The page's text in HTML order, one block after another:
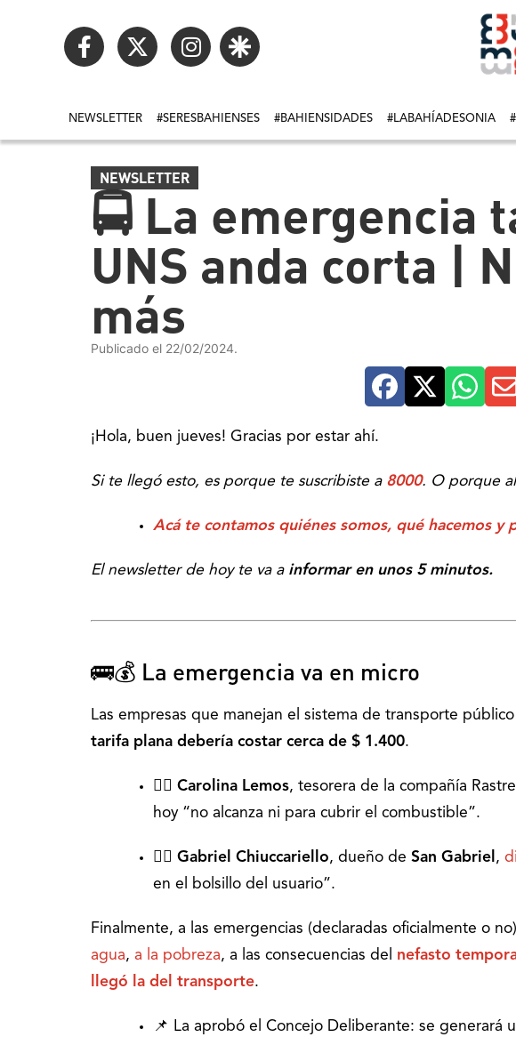
NEWSLETTER #SERESBAHIENSES #BAHIENSIDADES #LABAHÍADESONIA
NEWSLETTER
🚍 La emergencia
UNS anda corta |
más
Publicado el 22/02/2024.
¡Hola, buen jueves! Gracias por estar ahí.
Si te llegó esto, es porque te suscribiste a 8000. O porque
Acá te contamos quiénes somos, qué hacemos y
El newsletter de hoy te va a informar en unos 5 minutos.
🚌💰 La emergencia va en micro
Las empresas que manejan el sistema de transporte
tarifa plana debería costar cerca de $ 1.400.
🙋‍♀️ Carolina Lemos, tesorera de la compañía
hoy “no alcanza ni para cubrir el combustible”.
🙋‍♂️ Gabriel Chiuccariello, dueño de San Gabriel ,
en el bolsillo del usuario”.
Finalmente, a las emergencias (declaradas oficialmente o
agua, a la pobreza, a las consecuencias del nefasto
llegó la del transporte.
📌 La aprobó el Concejo Deliberante: se generará